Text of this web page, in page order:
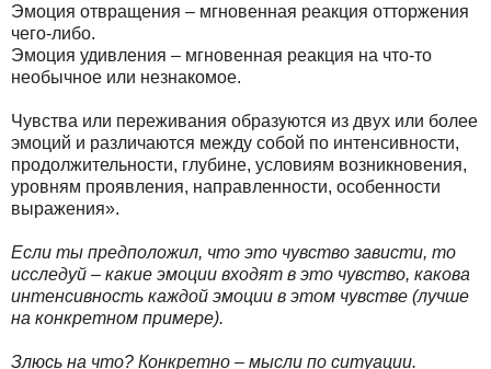
Эмоция отвращения – мгновенная реакция отторжения
чего-либо.
Эмоция удивления – мгновенная реакция на что-то
необычное или незнакомое.
Чувства или переживания образуются из двух или более
эмоций и различаются между собой по интенсивности,
продолжительности, глубине, условиям возникновения,
уровням проявления, направленности, особенности
выражения».
Если ты предположил, что это чувство зависти, то
исследуй – какие эмоции входят в это чувство, какова
интенсивность каждой эмоции в этом чувстве (лучше
на конкретном примере).
Злюсь на что? Конкретно – мысли по ситуации.